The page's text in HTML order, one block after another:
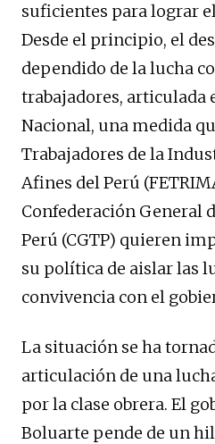
suficientes para lograr
Desde el principio, el
dependido de la lucha
trabajadores, articulada
Nacional, una medida
Trabajadores de la
Afines del Perú
Confederación General
Perú (CGTP) quieren
su política de aislar las
convivencia con el
La situación se ha
articulación de una
por la clase obrera. El
Boluarte pende de un